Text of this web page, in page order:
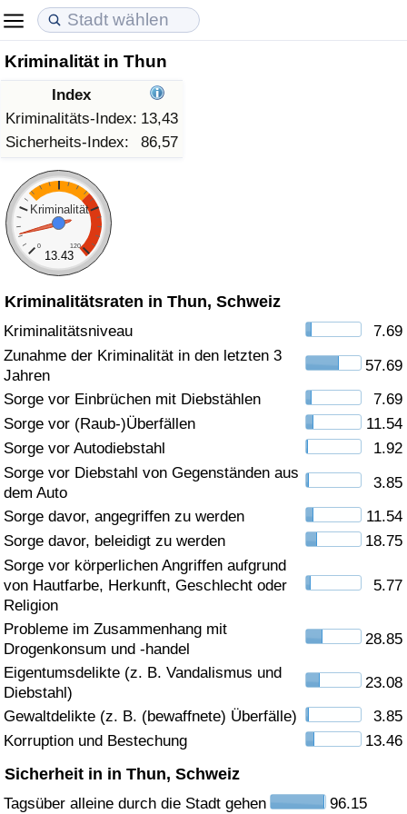
Kriminalität in Thun
Index
Kriminalitäts-Index: 13,43
Sicherheits-Index:
86,57
Kriminalität
0 120
13.43
Kriminalitätsraten in Thun, Schweiz
Kriminalitätsniveau
7.69
Zunahme der Kriminalität in den letzten 3
Jahren
57.69
Sorge vor Einbrüchen mit Diebstählen
7.69
Sorge vor (Raub-)Überfällen
11.54
Sorge vor Autodiebstahl
1.92
Sorge vor Diebstahl von Gegenständen aus
dem Auto
3.85
Sorge davor, angegriffen zu werden
11.54
Sorge davor, beleidigt zu werden
18.75
Sorge vor körperlichen Angriffen aufgrund
von Hautfarbe, Herkunft, Geschlecht oder
Religion
5.77
Probleme im Zusammenhang mit
Drogenkonsum und -handel
28.85
Eigentumsdelikte (z. B. Vandalismus und
Diebstahl)
23.08
Gewaltdelikte (z. B. (bewaffnete) Überfälle)
3.85
Korruption und Bestechung
13.46
Sicherheit in in Thun, Schweiz
Tagsüber alleine durch die Stadt gehen 96.15
Lebenshaltungskosten
Lebenshaltungskosten-Index (aktuell)
Lebenshaltungskosten-Index
Lebenshaltungskosten-Index nach Land
in Akaba
Immobilienpreise
Immobilienpreis-Index (aktuell)
Immobilienpreis-Index
Immobilienpreis-Index nach Land
Lebensqualität
Lebensqualität-Index
Lebensqualität-Index (aktuell)
Lebensqualitätsindex nach Land
Kriminalität
Kriminalitäts-Index (aktuell)
Kriminalitäts-Index
Kriminalitätsindex nach Land
Gesundheitsversorgung
Gesundheitsversorgungs-Index (aktuell)
Gesundheitsversorgungs-Index
Gesundheitsversorgungs-Index nach Land
Umweltverschmutzung
Umweltverschmutzungs-Index (aktuell)
Verschmutzungsindex
Umweltverschmutzungs-Index nach Land
Verkehr